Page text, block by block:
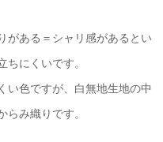
がある＝シャリ感があるとい
ちにくいです。
い色ですが、白無地生地の中
らみ織りです。